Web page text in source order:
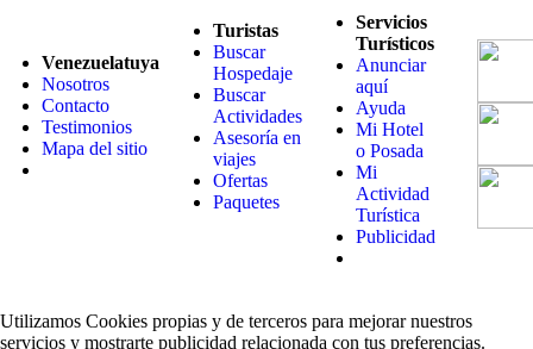
Venezuelatuya
Nosotros
Contacto
Testimonios
Mapa del sitio
Turistas
Buscar
Hospedaje
Buscar
Actividades
Asesoría en
viajes
Ofertas
Paquetes
Servicios
Turísticos
Anunciar
aquí
Ayuda
Mi Hotel
o Posada
Mi
Actividad
Turística
Publicidad
Utilizamos Cookies propias y de terceros para mejorar nuestros
servicios y mostrarte publicidad relacionada con tus preferencias.